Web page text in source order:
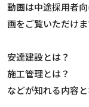
動画は中途採用者向
画をご覧いただけ
安達建設とは？
施工管理とは？
などが知れる内容